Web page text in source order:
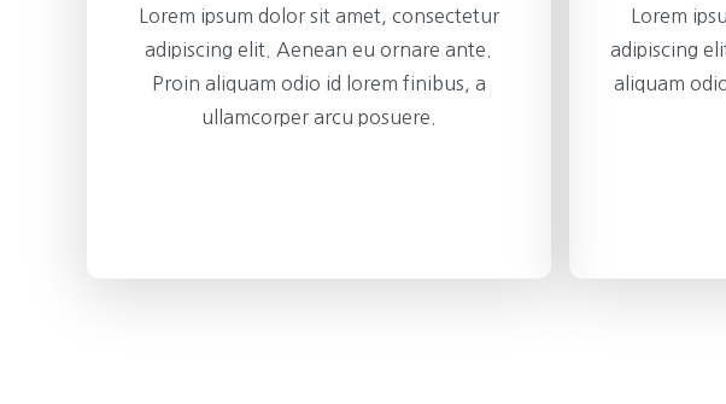
Lorem ipsum dolor sit amet, consectetur
adipiscing elit. Aenean eu ornare ante.
Proin aliquam odio id lorem finibus, a
ullamcorper arcu posuere.
Lorem
adipiscing
aliquam